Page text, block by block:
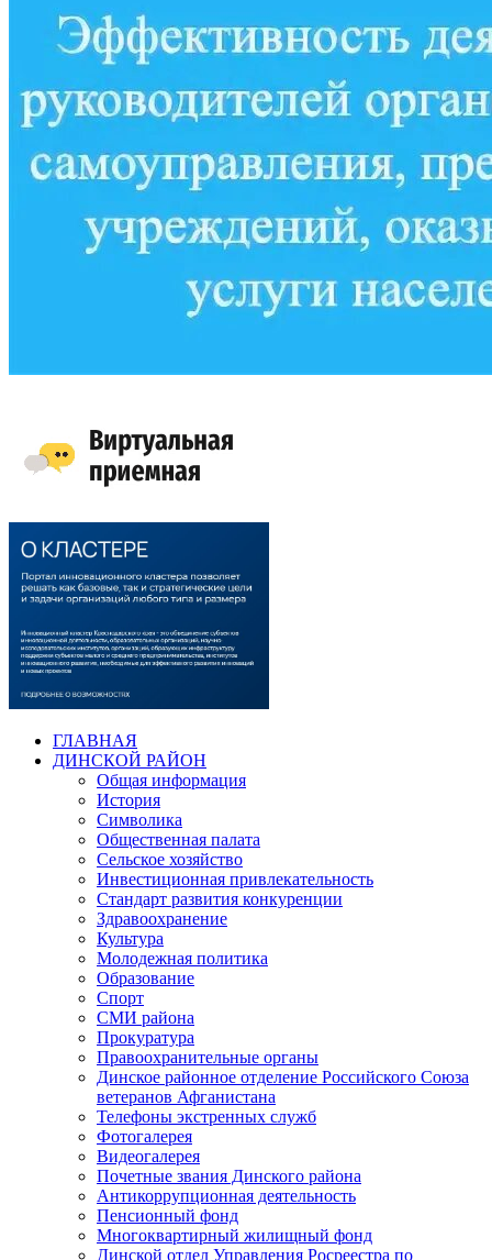
ГЛАВНАЯ
ДИНСКОЙ РАЙОН
Общая информация
История
Символика
Общественная палата
Сельское хозяйство
Инвестиционная привлекательность
Стандарт развития конкуренции
Здравоохранение
Культура
Молодежная политика
Образование
Спорт
СМИ района
Прокуратура
Правоохранительные органы
Динское районное отделение Российского Союза
ветеранов Афганистана
Телефоны экстренных служб
Фотогалерея
Видеогалерея
Почетные звания Динского района
Антикоррупционная деятельность
Пенсионный фонд
Многоквартирный жилищный фонд
Динской отдел Управления Росреестра по